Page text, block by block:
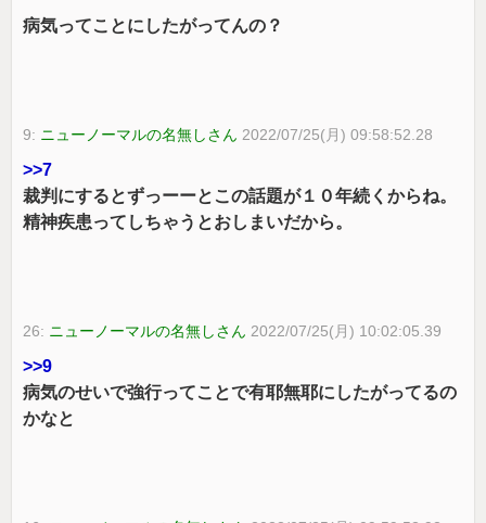
病気ってことにしたがってんの？
9: ニューノーマルの名無しさん 2022/07/25(月) 09:58:52.28
>>7
裁判にするとずっーーとこの話題が１０年続くからね。
精神疾患ってしちゃうとおしまいだから。
26: ニューノーマルの名無しさん 2022/07/25(月) 10:02:05.39
>>9
病気のせいで強行ってことで有耶無耶にしたがってるの
かなと